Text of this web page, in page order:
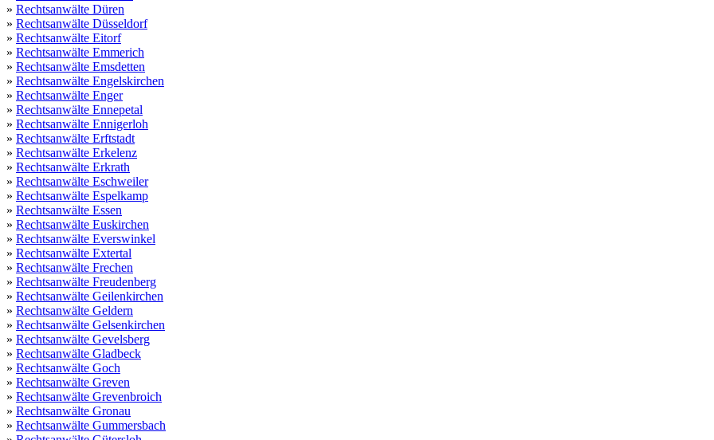
» Rechtsanwälte Düren
» Rechtsanwälte Düsseldorf
» Rechtsanwälte Eitorf
» Rechtsanwälte Emmerich
» Rechtsanwälte Emsdetten
» Rechtsanwälte Engelskirchen
» Rechtsanwälte Enger
» Rechtsanwälte Ennepetal
» Rechtsanwälte Ennigerloh
» Rechtsanwälte Erftstadt
» Rechtsanwälte Erkelenz
» Rechtsanwälte Erkrath
» Rechtsanwälte Eschweiler
» Rechtsanwälte Espelkamp
» Rechtsanwälte Essen
» Rechtsanwälte Euskirchen
» Rechtsanwälte Everswinkel
» Rechtsanwälte Extertal
» Rechtsanwälte Frechen
» Rechtsanwälte Freudenberg
» Rechtsanwälte Geilenkirchen
» Rechtsanwälte Geldern
» Rechtsanwälte Gelsenkirchen
» Rechtsanwälte Gevelsberg
» Rechtsanwälte Gladbeck
» Rechtsanwälte Goch
» Rechtsanwälte Greven
» Rechtsanwälte Grevenbroich
» Rechtsanwälte Gronau
» Rechtsanwälte Gummersbach